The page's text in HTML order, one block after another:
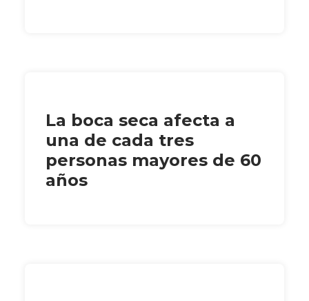
La boca seca afecta a
una de cada tres
personas mayores de 60
años